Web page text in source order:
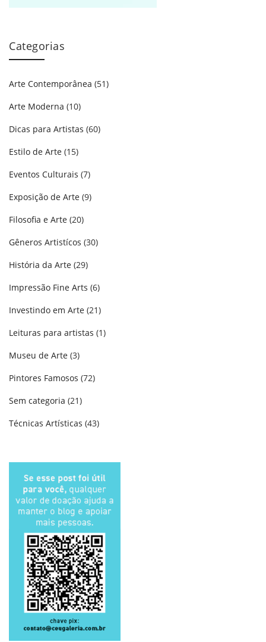
Categorias
Arte Contemporânea (51)
Arte Moderna (10)
Dicas para Artistas (60)
Estilo de Arte (15)
Eventos Culturais (7)
Exposição de Arte (9)
Filosofia e Arte (20)
Gêneros Artistícos (30)
História da Arte (29)
Impressão Fine Arts (6)
Investindo em Arte (21)
Leituras para artistas (1)
Museu de Arte (3)
Pintores Famosos (72)
Sem categoria (21)
Técnicas Artísticas (43)